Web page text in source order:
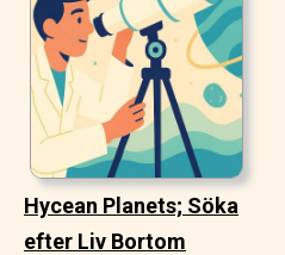
Hycean Planets; Söka
efter Liv Bortom